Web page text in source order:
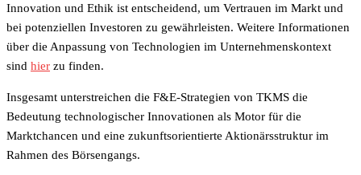
Innovation und Ethik ist entscheidend, um Vertrauen im Markt und
bei potenziellen Investoren zu gewährleisten. Weitere Informationen
über die Anpassung von Technologien im Unternehmenskontext
sind hier zu finden.
Insgesamt unterstreichen die F&E-Strategien von TKMS die
Bedeutung technologischer Innovationen als Motor für die
Marktchancen und eine zukunftsorientierte Aktionärsstruktur im
Rahmen des Börsengangs.